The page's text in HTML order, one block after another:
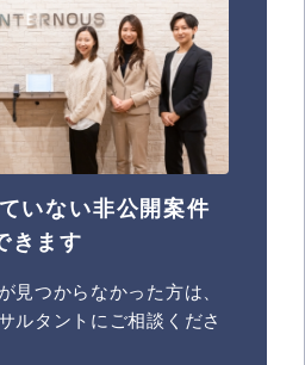
いない非公開案件
きます
見つからなかった方は、
ルタントにご相談くださ